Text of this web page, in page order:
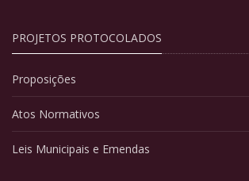
PROJETOS PROTOCOLADOS
Proposições
Atos Normativos
Leis Municipais e Emendas